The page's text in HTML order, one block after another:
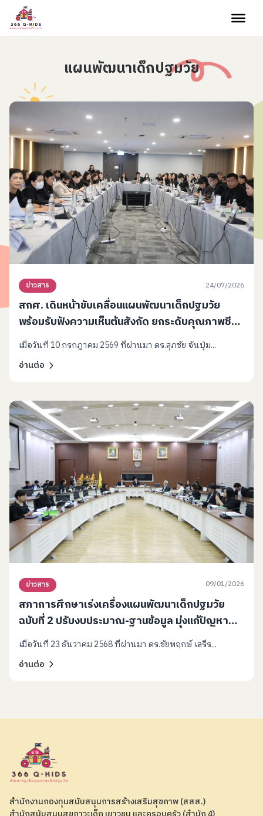
Skip to content
แผนพัฒนาเด็กปฐมวัย
ข่าวสาร 24/07/2026
สกศ. เดินหน้าขับเคลื่อนแผนพัฒนาเด็กปฐมวัย
พร้อมรับฟังความเห็นต้นสังกัด ยกระดับคุณภาพชีวิต
เด็กไทย
เมื่อวันที่ 10 กรกฎาคม 2569 ที่ผ่านมา ดร.สุภชัย จันปุ่ม...
อ่านต่อ
ข่าวสาร 09/01/2026
สภาการศึกษาเร่งเครื่องแผนพัฒนาเด็กปฐมวัย
ฉบับที่ 2 ปรับงบประมาณ-ฐานข้อมูล มุ่งแก้ปัญหา
เด็กเปราะบางและผลกระทบจากดิจิทัล
เมื่อวันที่ 23 ธันวาคม 2568 ที่ผ่านมา ดร.ชัยพฤกษ์ เสรีร...
อ่านต่อ
สำนักงานกองทุนสนับสนุนการสร้างเสริมสุขภาพ (สสส.)